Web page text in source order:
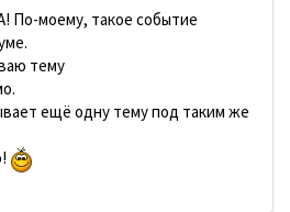
моему, такое событие
тему
ещё одну тему под таким же